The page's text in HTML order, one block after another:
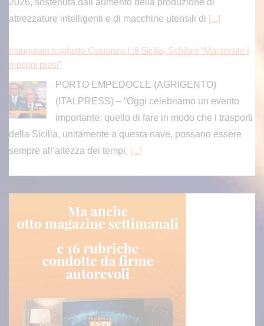
attrezzature intelligenti e di macchine utensili di [...]
Inaugurato traghetto Costanza I di Sicilia, Schifani “Mantenuto i
mpegni presi”
PORTO EMPEDOCLE (AGRIGENTO)
(ITALPRESS) – “Oggi celebriamo un evento
importante: quello di fare in modo che i trasporti
della Sicilia, unitamente a questa nave, possano essere
sempre all’altezza dei tempi, [...]